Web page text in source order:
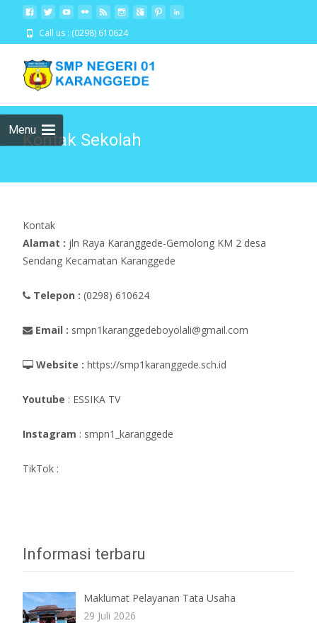
Call us : (0298) 610624
Menu
Kontak Sekolah
Kontak
Alamat : jln Raya Karanggede-Gemolong KM 2 desa
Sendang Kecamatan Karanggede
Telepon : (0298) 610624
Email : smpn1karanggedeboyolali@gmail.com
Website : https://smp1karanggede.sch.id
Youtube : ESSIKA TV
Instagram : smpn1_karanggede
TikTok :
Informasi terbaru
Maklumat Pelayanan Tata Usaha
29 Juli 2026